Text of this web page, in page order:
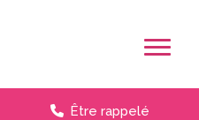
Être rappelé